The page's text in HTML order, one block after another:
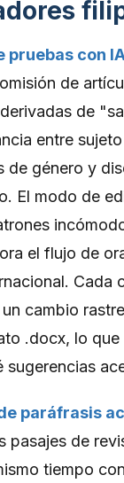
pruebas con
de
de
entre
de género y
El modo de
el flujo de
Cada
cambio
.docx, lo
sugerencias
paráfrasis
pasajes de
tiempo